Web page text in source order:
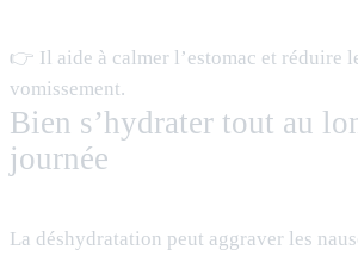
👉 Il aide à calmer l’estomac et réduire
vomissement.
Bien s’hydrater tout au
journée
La déshydratation peut aggraver les